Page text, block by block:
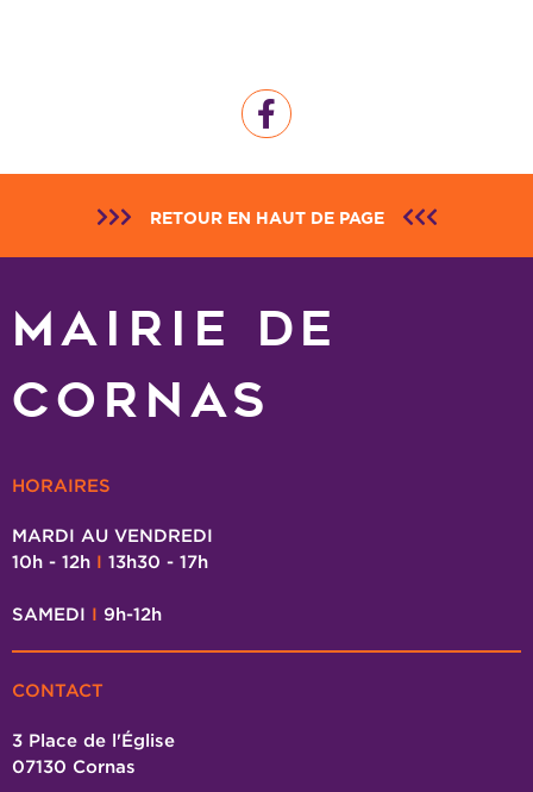
RETOUR EN HAUT DE PAGE
MAIRIE DE
CORNAS
HORAIRES
MARDI AU VENDREDI
10h - 12h I 13h30 - 17h
SAMEDI I 9h-12h
CONTACT
3 Place de l'Église
07130 Cornas